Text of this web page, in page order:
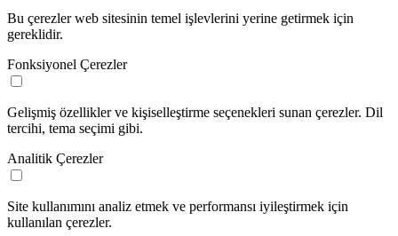
Bu çerezler web sitesinin temel işlevlerini yerine getirmek için
gereklidir.
Fonksiyonel Çerezler
Gelişmiş özellikler ve kişiselleştirme seçenekleri sunan çerezler. Dil
tercihi, tema seçimi gibi.
Analitik Çerezler
Site kullanımını analiz etmek ve performansı iyileştirmek için
kullanılan çerezler.